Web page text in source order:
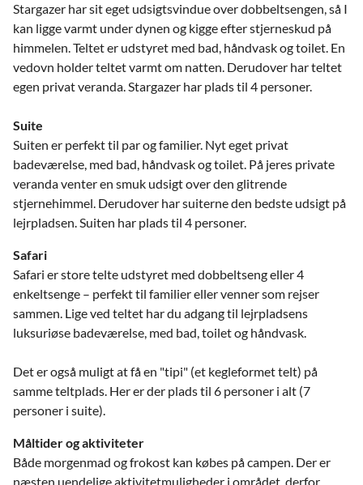
Stargazer har sit eget udsigtsvindue over dobbeltsengen, så I
kan ligge varmt under dynen og kigge efter stjerneskud på
himmelen. Teltet er udstyret med bad, håndvask og toilet. En
vedovn holder teltet varmt om natten. Derudover har teltet
egen privat veranda. Stargazer har plads til 4 personer.
Suite
Suiten er perfekt til par og familier. Nyt eget privat
badeværelse, med bad, håndvask og toilet. På jeres private
veranda venteren smuk udsigt over den glitrende
stjernehimmel. Derudover har suiterne den bedste udsigt på
lejrpladsen.Suiten har plads til 4 personer.
Safari
Safari er store telte udstyret med dobbeltseng eller 4
enkeltsenge – perfekt til familier eller venner som rejser
sammen. Lige ved teltet har du adgang til lejrpladsens
luksuriøse badeværelse, med bad, toilet og håndvask.
Det er også muligt at få en "tipi" (et kegleformet telt) på
samme teltplads. Her er der plads til 6 personer i alt (7
personer i suite).
Måltider og aktiviteter
Både morgenmad og frokost kan købes på campen. Der er
næsten uendelige aktivitetmuligheder i området, derfor